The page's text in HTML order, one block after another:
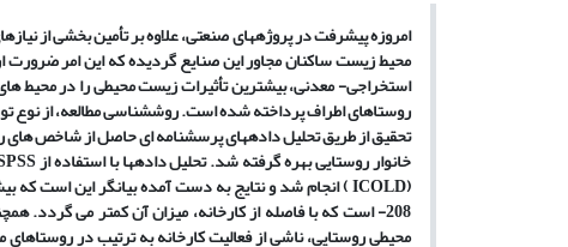
امروزه پیشرفت در پروژه­های صنعتی، علاوه بر تأمین بخشی از
محیط زیست ساکنان مجاور این صنایع گردیده که این امر ضرورت
استخراجی- معدنی، بیشترین تأثیرات زیست محیطی را در محیط
روستاهای اطراف پرداخته شده است. روش­شناسی مطالعه، از نوع
خانوار روستایی بهره گرفته شد. تحلیل داده­ها با استفاده از
(
ICOLD
)انجام شد ونتایج به دست آمده بیانگر این است که
208- است که با فاصله از کارخانه، میزان آن کمتر می